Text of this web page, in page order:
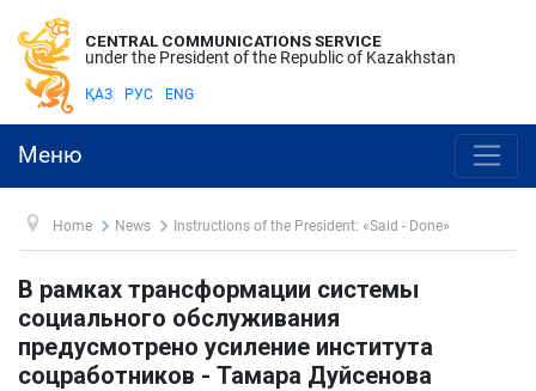
CENTRAL COMMUNICATIONS SERVICE
under the President of the Republic of Kazakhstan
ҚАЗ РУС ENG
Меню
Home News Instructions of the President: «Said - Done»
В рамках трансформации системы
социального обслуживания
предусмотрено усиление института
соцработников - Тамара Дуйсенова